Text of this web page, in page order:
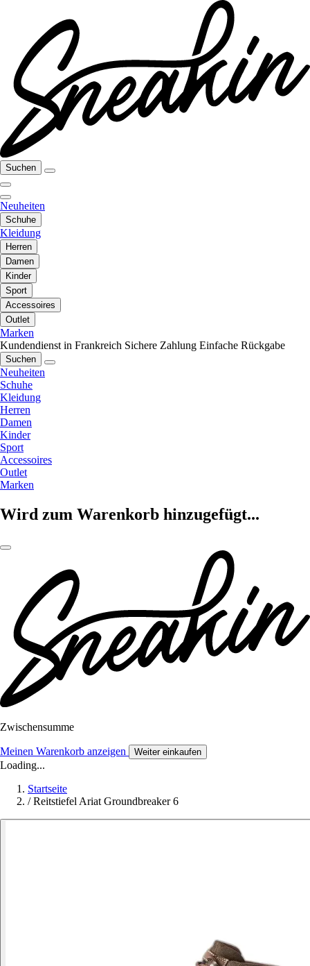
Suchen
Neuheiten
Schuhe
Kleidung
Herren
Damen
Kinder
Sport
Accessoires
Outlet
Marken
Kundendienst in Frankreich Sichere Zahlung Einfache Rückgabe
Suchen
Neuheiten
Schuhe
Kleidung
Herren
Damen
Kinder
Sport
Accessoires
Outlet
Marken
Wird zum Warenkorb hinzugefügt...
Zwischensumme
Meinen Warenkorb anzeigen Weiter einkaufen
Loading...
Startseite
/ Reitstiefel Ariat Groundbreaker 6